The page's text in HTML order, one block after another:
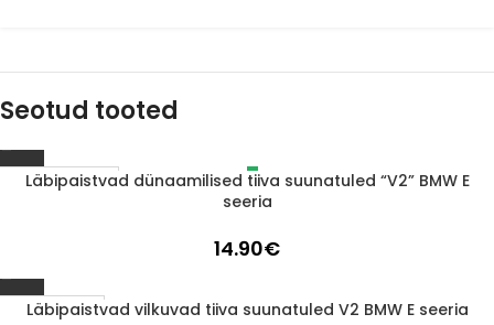
Seotud tooted
LÄBIMÜÜDUD
Läbipaistvad dünaamilised tiiva suunatuled “V2” BMW E
seeria
14.90€
1-3 D.D.
Läbipaistvad vilkuvad tiiva suunatuled V2 BMW E seeria